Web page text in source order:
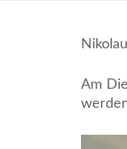
Am